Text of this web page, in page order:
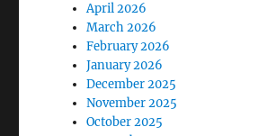
April 2026
March 2026
February 2026
January 2026
December 2025
November 2025
October 2025